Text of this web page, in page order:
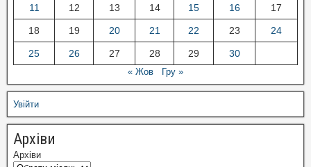
11 12 13 14 15 16 17
18 19 20 21 22 23 24
25 26 27 28 29 30
« Жов Гру »
Увійти
Архіви
Архіви